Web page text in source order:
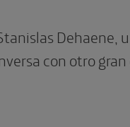
Dehaene,
con otro gran